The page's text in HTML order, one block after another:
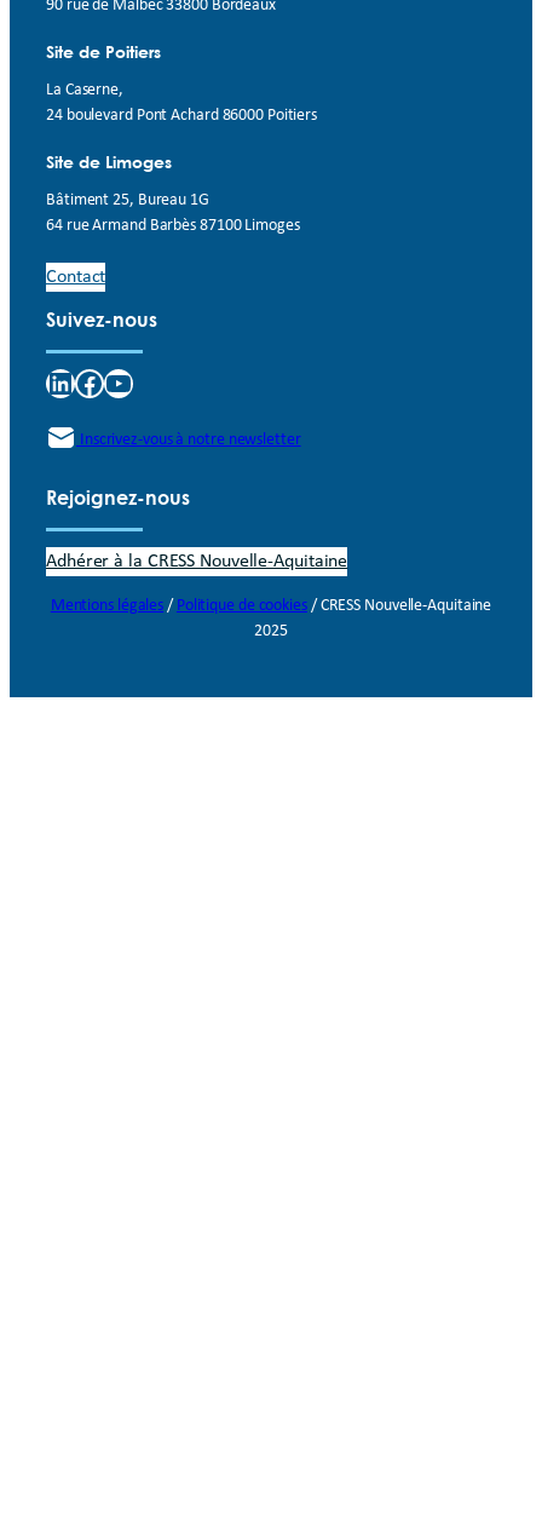
90 rue de Malbec 33800 Bordeaux
Site de Poitiers
La Caserne,
24 boulevard Pont Achard 86000 Poitiers
Site de Limoges
Bâtiment 25, Bureau 1G
64 rue Armand Barbès 87100 Limoges
Contact
Suivez-nous
LinkedIn Facebook YouTube
Inscrivez-vous à notre newsletter
Rejoignez-nous
Adhérer à la CRESS Nouvelle-Aquitaine
Mentions légales / Politique de cookies/ CRESS Nouvelle-Aquitaine
2025